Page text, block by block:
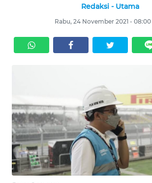
Redaksi - Utama
Rabu, 24 November 2021 -
BPSK
WAHANA
ADVOKAT
OPINI